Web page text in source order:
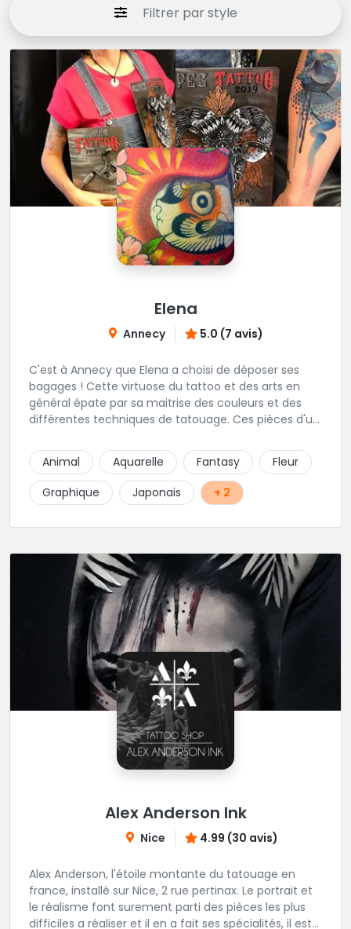
Filtrer par style
Elena
Annecy 5.0 (7 avis)
C'est à Annecy que Elena a choisi de déposer ses
bagages ! Cette virtuose du tattoo et des arts en
général épate par sa maitrise des couleurs et des
différentes techniques de tatouage. Ces pièces d'un
On vient de très loin pour se faire tatouer par cette
artiste ! N'hésitez pas à la contacter par téléphone:
0648079720 ou messages sur Instagram ou
Facebook.
Animal Aquarelle Fantasy
Fleur
Graphique
Japonais + 2
Alex Anderson Ink
Nice 4.99 (30 avis)
Alex Anderson, l'étoile montante du tatouage en
france, installé sur Nice, 2 rue pertinax. Le portrait et
le réalisme font surement parti des pièces les plus
difficiles a réaliser et il en a fait ses spécialités, il est